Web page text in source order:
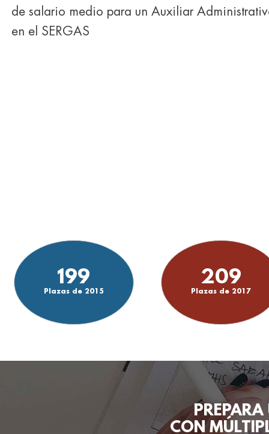
de salario medio para un Auxiliar
en el SERGAS
Plazas de 2015
199
Plazas de 2017
209
CON